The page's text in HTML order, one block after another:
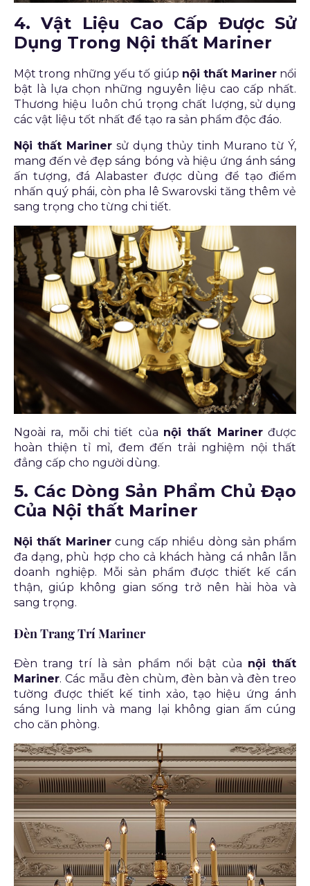
4. Vật Liệu Cao Cấp Được Sử
Dụng Trong Nội thất Mariner
Một trong những yếu tố giúp nội thất Marinernổi
bật là lựa chọn những nguyên liệu cao cấp nhất.
Thương hiệu luôn chú trọng chất lượng, sử dụng
các vật liệu tốt nhất để tạo ra sản phẩm độc đáo.
Nội thất Marinersử dụng thủy tinh Murano từ Ý,
mang đến vẻ đẹp sáng bóng và hiệu ứng ánh sáng
ấn tượng, đá Alabaster được dùng để tạo điểm
nhấn quý phái, còn pha lê Swarovski tăng thêm vẻ
sang trọng cho từng chi tiết.
Ngoài ra, mỗi chi tiết của nội thất Marinerđược
hoàn thiện tỉ mỉ, đem đến trải nghiệm nội thất
đẳng cấp cho người dùng.
5. Các Dòng Sản Phẩm Chủ Đạo
Của Nội thất Mariner
Nội thất Marinercung cấp nhiều dòng sản phẩm
đa dạng, phù hợp cho cả khách hàng cá nhân lẫn
doanh nghiệp. Mỗi sản phẩm được thiết kế cẩn
thận, giúp không gian sống trở nên hài hòa và
sang trọng.
Đèn Trang Trí Mariner
Đèn trang trí là sản phẩm nổi bật của nội thất
Mariner. Các mẫu đèn chùm, đèn bàn và đèn treo
tường được thiết kế tinh xảo, tạo hiệu ứng ánh
sáng lung linh và mang lại không gian ấm cúng
cho căn phòng.